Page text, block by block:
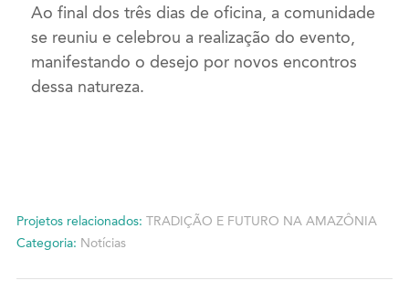
Ao final dos três dias de oficina, a comunidade
se reuniu e celebrou a realização do evento,
manifestando o desejo por novos encontros
dessa natureza.
Projetos relacionados: TRADIÇÃO E FUTURO NA AMAZÔNIA
Categoria: Notícias